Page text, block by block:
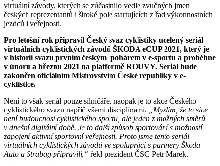
virtuální závody, kterých se zúčastnilo vedle zvučných jmen
českých reprezentantů i široké pole startujících z řad výkonnostních
jezdců i veřejnosti.
Pro letošní rok připravil Český svaz cyklistiky ucelený seriál
virtuálních cyklistických závodů ŠKODA eCUP 2021, který je
v historii svazu prvním českým pohárem v e-sportu a proběhne
v únoru a březnu 2021 na platformě ROUVY. Seriál bude
zakončen oficiálním Mistrovstvím České republiky v e-
cyklistice.
Není to však seriál pouze silničáře, naopak je to akce Českého
cyklistického svazu napříč všemi disciplínami.
„Myslím, že to sice
není budoucnost cyklistického sportu, ale jeden z možných směrů
v dnešní digitální době. Je to další způsob sportování s možností
zapojení aktivní sportovní veřejnosti. Proto jsme tento seriál
virtuálních cyklistických závodů ve spolupráci s partnery Škoda
Auto a Strabag připravili,“ řekl prezident ČSC Petr Marek.